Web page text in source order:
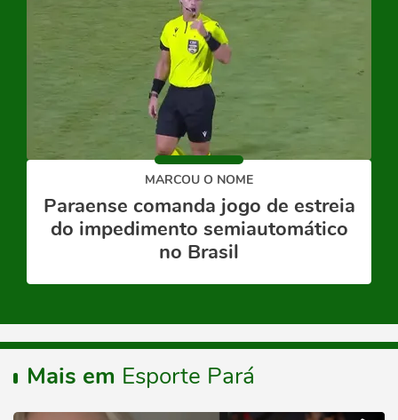
MARCOU O NOME
Paraense comanda jogo de estreia
do impedimento semiautomático
no Brasil
Mais em Esporte Pará